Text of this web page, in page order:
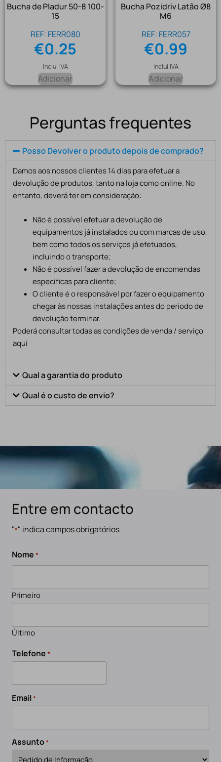
Bucha de Pladur 50-8 100-
15
REF: FERR080
€0.25
Inclui IVA
Adicionar
Bucha Pozidriv Latão Ø8
M6
REF: FERR057
€0.99
Inclui IVA
Adicionar
Perguntas frequentes
Posso Devolver o produto depois de comprado?
Damos aos nossos clientes 14 dias para efetuar a
devolução de produtos, tanto na loja como online. No
entanto, deverá ter em consideração:
Não é possível efetuar a devolução de
equipamentos já instalados ou com marcas de uso,
bem como todos os serviços já efetuados,
incluindo o transporte;
Não é possível fazer a devolução de encomendas
especificas para cliente;
O cliente é o responsável por fazer o equipamento
chegar às nossas instalações antes do período de
devolução terminar.
Poderá consultar todas as condições de venda / serviço
aqui
Qual a garantia do produto
Qual é o custo de envio?
Entre em contacto
"*" indica campos obrigatórios
Nome *
Primeiro
Último
Telefone *
Email*
Assunto*